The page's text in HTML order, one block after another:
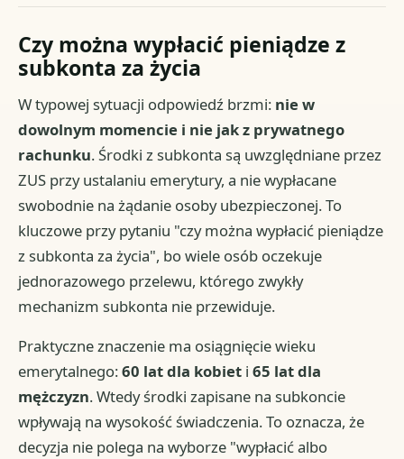
Czy można wypłacić pieniądze z
subkonta za życia
W typowej sytuacji odpowiedź brzmi: nie w
dowolnym momencie i nie jak z prywatnego
rachunku. Środki z subkonta są uwzględniane przez
ZUS przy ustalaniu emerytury, a nie wypłacane
swobodnie na żądanie osoby ubezpieczonej. To
kluczowe przy pytaniu "czy można wypłacić pieniądze
z subkonta za życia", bo wiele osób oczekuje
jednorazowego przelewu, którego zwykły
mechanizm subkonta nie przewiduje.
Praktyczne znaczenie ma osiągnięcie wieku
emerytalnego:60 lat dla kobiet i65 lat dla
mężczyzn. Wtedy środki zapisane na subkoncie
wpływają na wysokość świadczenia. To oznacza, że
decyzja nie polega na wyborze "wypłacić albo